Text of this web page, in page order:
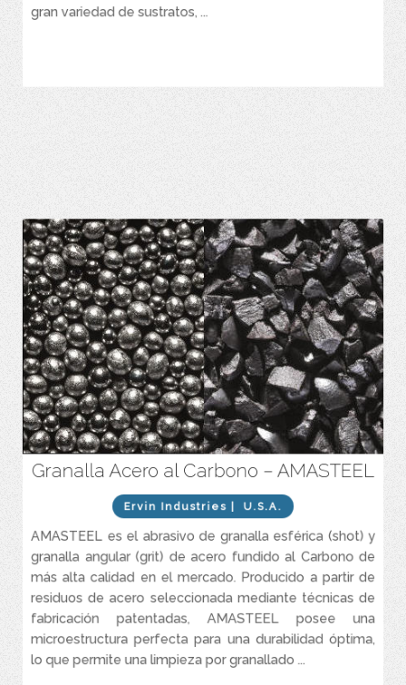
gran variedad de sustratos, ...
Granalla Acero al Carbono – AMASTEEL
Ervin Industries | U.S.A.
AMASTEEL es el abrasivo de granalla esférica (shot) y
granalla angular (grit) de acero fundido al Carbono de
más alta calidad en el mercado. Producido a partir de
residuos de acero seleccionada mediante técnicas de
fabricación patentadas, AMASTEEL posee una
microestructura perfecta para una durabilidad óptima,
lo que permite una limpieza por granallado ...
Durabilidad que garantiza múltiples ciclos de reciclaje.
Diseñados para diferentes grados de limpieza por impacto.
No produce sílice libre ni peligros respiratorios y ambientales
asociados, cualquier polvo metálico creado durante el uso es
insignificante, lo que permite un entorno de granallado
Es adecuado para reemplazar muchos otros abrasivos no
beneficio económico por su relación de valor y desempeño.